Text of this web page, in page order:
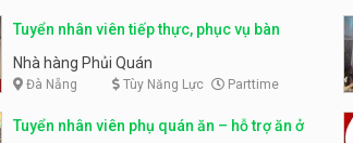
Tuyển nhân viên tiếp thực, phục vụ bàn
Nhà hàng Phủi Quán
Đà Nẵng Tùy Năng Lực Parttime
Tuyển nhân viên phụ quán ăn – hỗ trợ ăn ở